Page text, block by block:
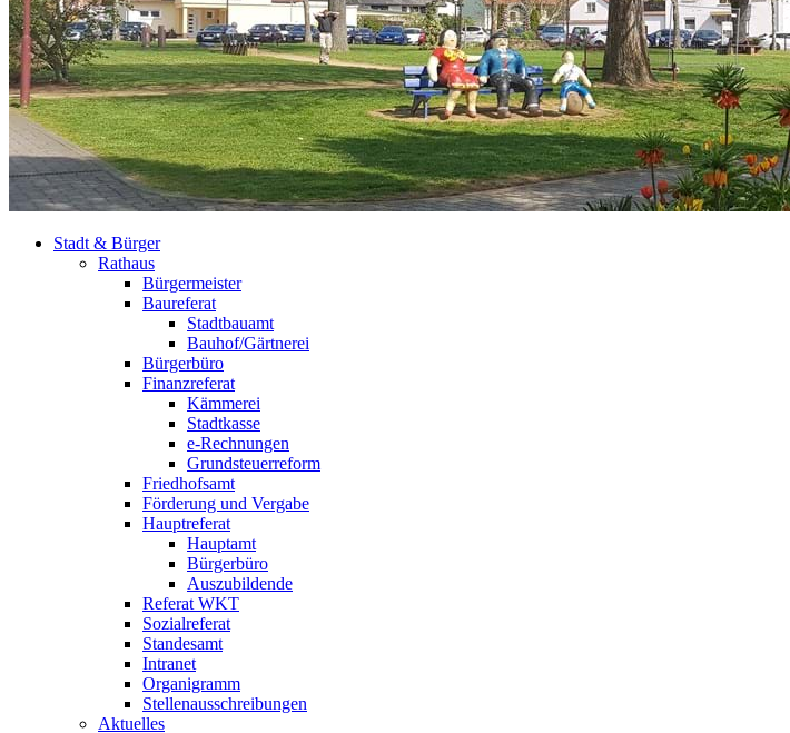
Stadt & Bürger
Rathaus
Bürgermeister
Baureferat
Stadtbauamt
Bauhof/Gärtnerei
Bürgerbüro
Finanzreferat
Kämmerei
Stadtkasse
e-Rechnungen
Grundsteuerreform
Friedhofsamt
Förderung und Vergabe
Hauptreferat
Hauptamt
Bürgerbüro
Auszubildende
Referat WKT
Sozialreferat
Standesamt
Intranet
Organigramm
Stellenausschreibungen
Aktuelles